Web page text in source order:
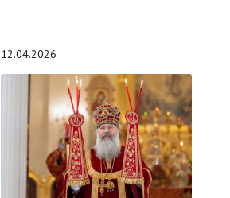
12.04.2026